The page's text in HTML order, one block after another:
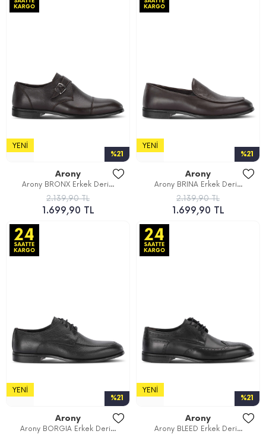
%21
YENI
Arony
Arony BRONX Erkek Deri...
2.139,90 TL
1.699,90 TL
%21
YENI
Arony
Arony BRINA Erkek Deri...
2.139,90 TL
1.699,90 TL
%21
YENI
Arony
Arony BORGIA Erkek Deri...
%21
YENI
Arony
Arony BLEED Erkek Deri...